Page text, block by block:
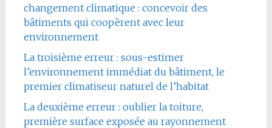
changement climatique : concevoir des
bâtiments qui coopèrent avec leur
environnement
La troisième erreur : sous-estimer
l’environnement immédiat du bâtiment, le
premier climatiseur naturel de l’habitat
La deuxième erreur : oublier la toiture,
première surface exposée au rayonnement